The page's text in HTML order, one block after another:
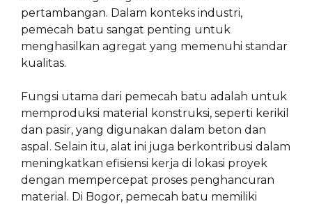
pertambangan. Dalam konteks industri,
pemecah batu sangat penting untuk
menghasilkan agregat yang memenuhi standar
kualitas.
Fungsi utama dari pemecah batu adalah untuk
memproduksi material konstruksi, seperti kerikil
dan pasir, yang digunakan dalam beton dan
aspal. Selain itu, alat ini juga berkontribusi dalam
meningkatkan efisiensi kerja di lokasi proyek
dengan mempercepat proses penghancuran
material. Di Bogor, pemecah batu memiliki